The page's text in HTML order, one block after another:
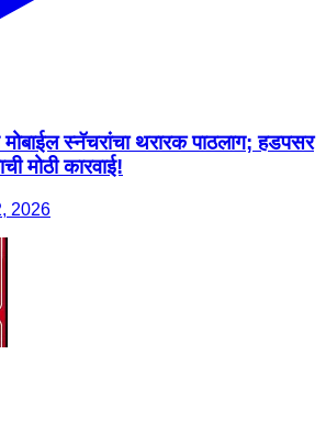
मोबाईल स्नॅचरांचा थरारक पाठलाग; हडपसर
मोठी कारवाई!
2026